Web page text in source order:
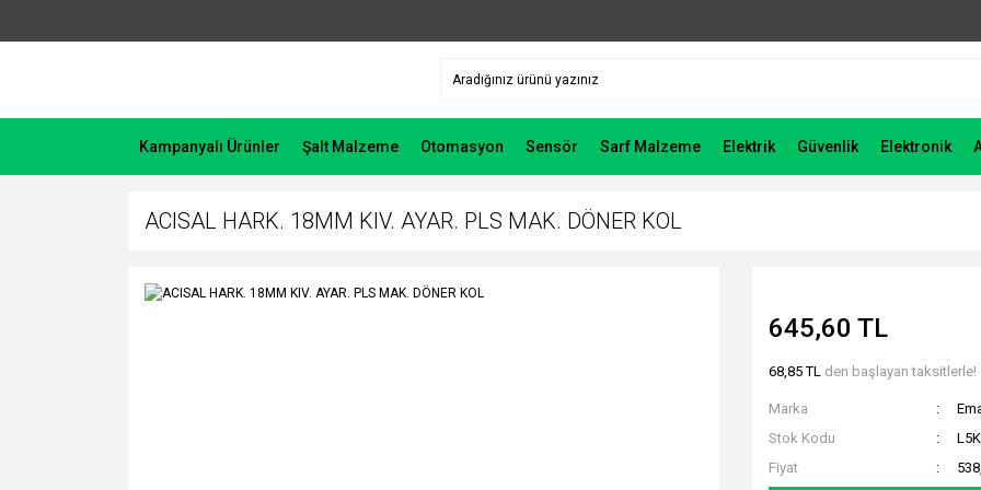
Kampanyalı Ürünler Şalt Malzeme Otomasyon Sensör Sarf Malzeme Elektrik Güvenlik Elektronik
ACISAL HARK. 18MM KIV. AYAR. PLS MAK. DÖNER KOL
645,60 TL
68,85 TL den başlayan taksitlerle!
Marka
Stok Kodu
Fiyat